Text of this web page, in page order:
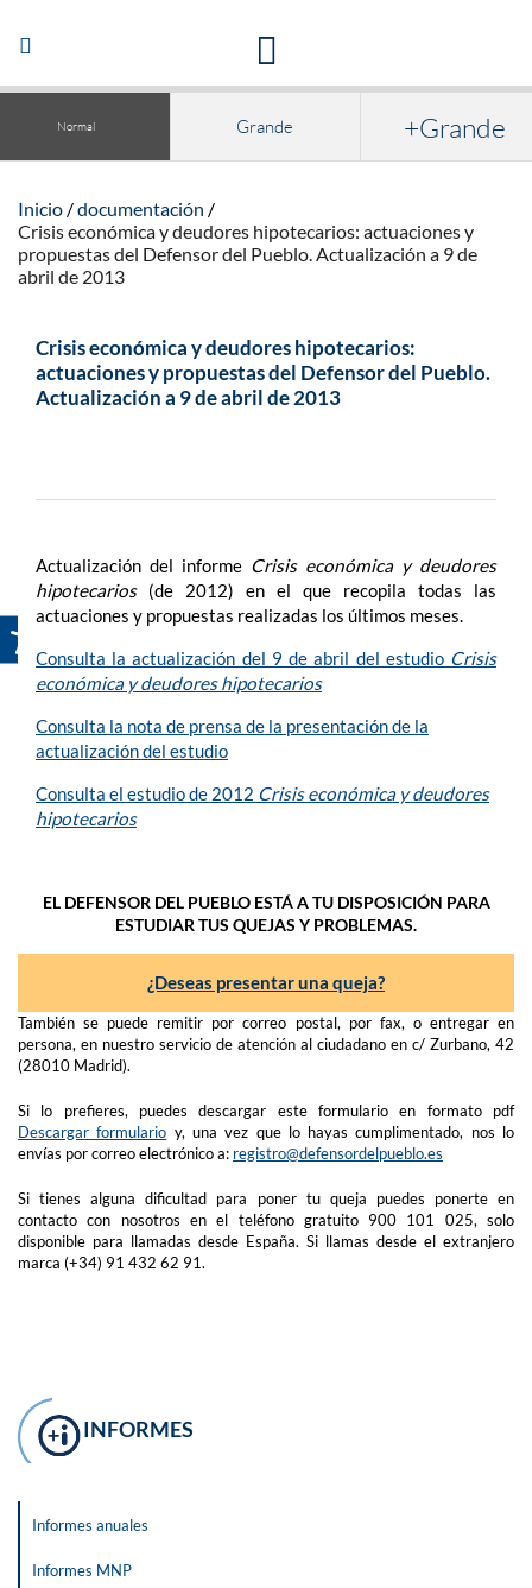
Abrir/Cerrar
navegación
Normal Grande +Grande
Inicio
documentación
Crisis económica y deudores hipotecarios: actuaciones y
propuestas del Defensor del Pueblo. Actualización a 9 de
abril de 2013
Crisis económica y deudores hipotecarios:
actuaciones y propuestas del Defensor del Pueblo.
Actualización a 9 de abril de 2013
Actualización del informe Crisis económica y deudores
hipotecarios(de 2012) en el que recopila todas las
actuaciones y propuestas realizadas los últimos meses.
Consulta la actualización del 9 de abril del estudio Crisis
económica y deudores hipotecarios
Consulta la nota de prensa de la presentación de la
actualización del estudio
Consulta el estudio de 2012 Crisis económica y deudores
hipotecarios
EL DEFENSOR DEL PUEBLO ESTÁ A TU DISPOSICIÓN PARA
ESTUDIAR TUS QUEJAS Y PROBLEMAS.
¿Deseas presentar una queja?
También se puede remitir por correo postal, por fax, o entregar en
persona, en nuestro servicio de atención al ciudadano en c/ Zurbano, 42
(28010 Madrid).
Si lo prefieres, puedes descargar este formulario en formato pdf
Descargar formulario y, una vez que lo hayas cumplimentado, nos lo
envías por correo electrónico a: registro@defensordelpueblo.es
Si tienes alguna dificultad para poner tu queja puedes ponerte en
contacto con nosotros en el teléfono gratuito 900 101 025, solo
disponible para llamadas desde España. Si llamas desde el extranjero
marca (+34) 91 432 62 91.
INFORMES
Informes anuales
Informes MNP